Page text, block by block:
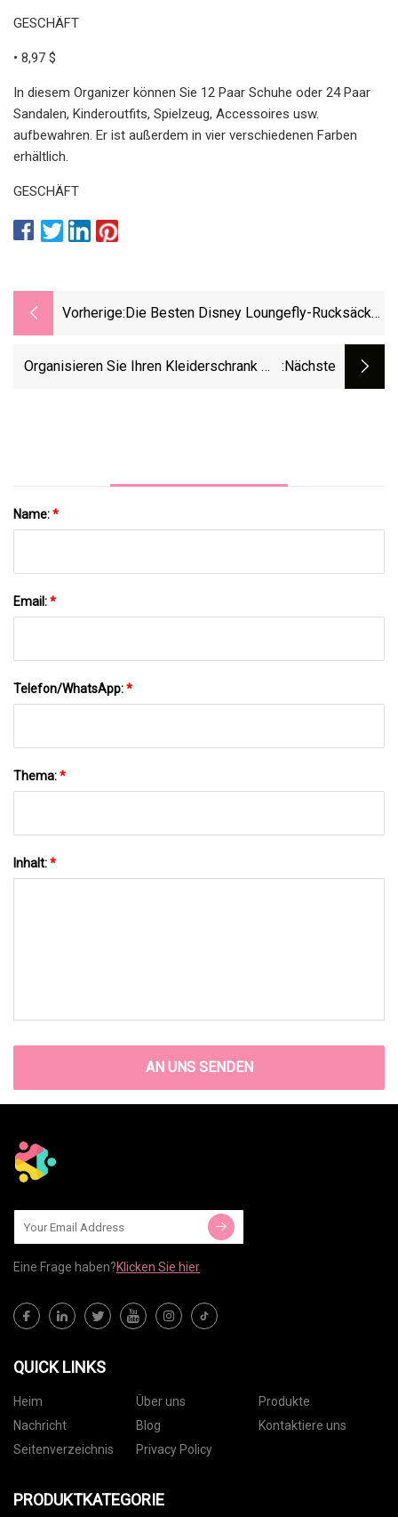
GESCHÄFT
• 8,97 $
In diesem Organizer können Sie 12 Paar Schuhe oder 24 Paar
Sandalen, Kinderoutfits, Spielzeug, Accessoires usw.
aufbewahren. Er ist außerdem in vier verschiedenen Farben
erhältlich.
GESCHÄFT
Vorherige: Die Besten Disney Loungefly-Rucksäcke
Organisieren Sie Ihren Kleiderschrank Mit :nächste
Name:*
Email:*
Telefon/WhatsApp:*
Thema:*
Inhalt:*
AN UNS SENDEN
Eine Frage haben?Klicken Sie hier
QUICK LINKS
Heim Über uns
Produkte
Nachricht
Blog
Kontaktiere uns
Seitenverzeichnis
Privacy Policy
PRODUKTKATEGORIE